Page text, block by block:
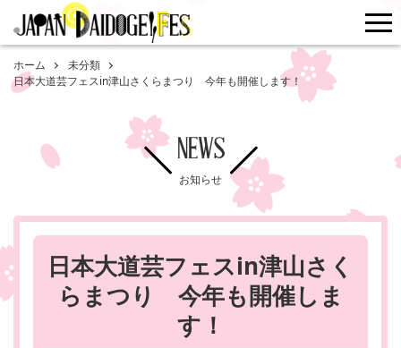
ホーム
未分類
日本大道芸フェスin津山さくらまつり 今年も開催します！
NEWS
お知らせ
日本大道芸フェスin津山さく
らまつり 今年も開催しま
す！